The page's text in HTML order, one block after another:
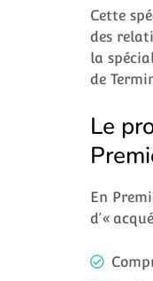
Cette
des
la
de
Le
En
d’«